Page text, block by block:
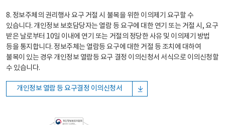
8. 정보주체의 권리행사 요구 거절 시 불복을 위한 이의제기 요구할 수
있습니다. 개인정보 보호담당자는 열람 등 요구에 대한 연기 또는 거절 시, 요구
받은 날로부터 10일 이내에 연기 또는 거절의 정당한 사유 및 이의제기 방법
등을 통지합니다. 정보주체는 열람등 요구에 대한 거절 등 조치에 대하여
불복이 있는 경우 개인정보 열람등 요구 결정 이의신청서 서식으로 이의신청할
수 있습니다.
개인정보 열람 등 요구결정 이의신청서